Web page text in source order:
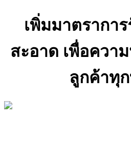
เพิ่มมาตรากา
สะอาด เพื่อควา
ลูกค้าทุ